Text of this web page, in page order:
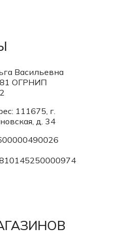
Васильевна
ОГРНИП
111675, г.
д. 34